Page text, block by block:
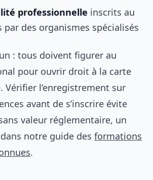
professionnelle inscrits au
par des organismes spécialisés
: tous doivent figurer au
pour ouvrir droit à la carte
Vérifier l’enregistrement sur
avant de s’inscrire évite
valeur réglementaire, un
notre guide des formations
.